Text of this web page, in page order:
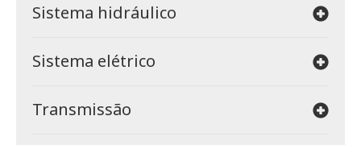
Sistema hidráulico
Sistema elétrico
Transmissão